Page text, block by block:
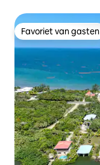
Favoriet van gasten
Favoriet van gasten